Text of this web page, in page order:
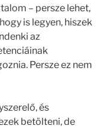
– persze lehet,
is legyen, hiszek
az
Persze ez nem
és
betölteni, de